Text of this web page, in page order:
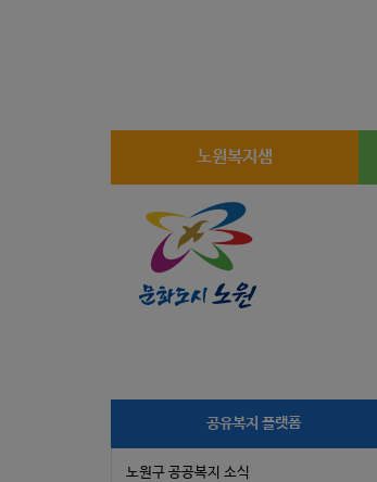
노원복지샘
공유복지 플랫폼
노원구 공공복지 소식